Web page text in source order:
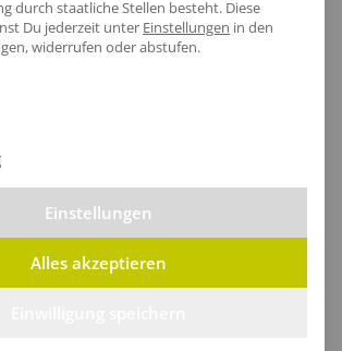
durch staatliche Stellen besteht. Diese
Du jederzeit unter Einstellungen in den
widerrufen oder abstufen.
der Service-Gruppen, für die eine
Einstellungen
Alles akzeptieren